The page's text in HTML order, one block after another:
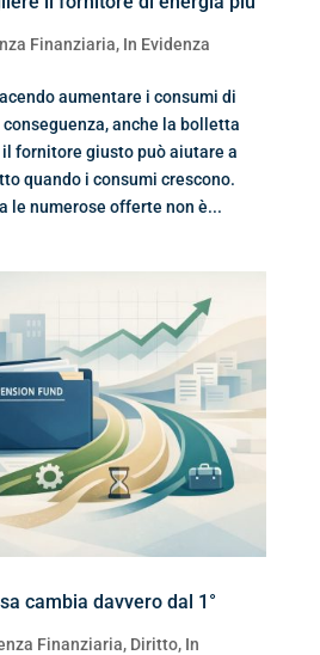
Finanziaria, In Evidenza
aumentare i consumi di
anche la bolletta
fornitore giusto può aiutare a
quando i consumi crescono.
le numerose offerte non è...
cambia davvero dal 1°
Finanziaria, Diritto, In